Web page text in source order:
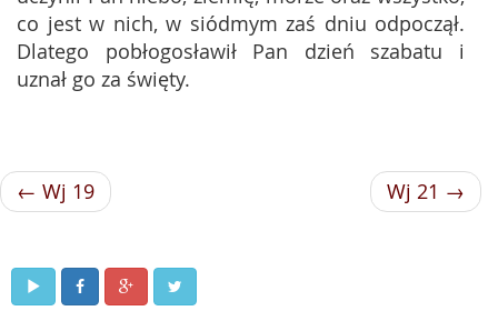
co jest w nich, w siódmym zaś dniu odpoczął.
Dlatego pobłogosławił Pan dzień szabatu i
uznał go za święty.
← Wj 19 Wj 21 →